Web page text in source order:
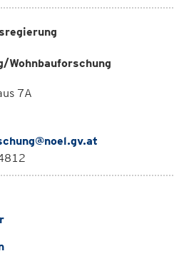
Wohnbauforschung
7A